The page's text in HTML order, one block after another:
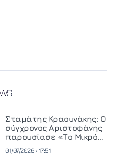
Σταμάτης Κραουνάκης: Ο
σύγχρονος Αριστοφάνης
παρουσίασε «Το Μικρό
01/07/2026 • 17:51